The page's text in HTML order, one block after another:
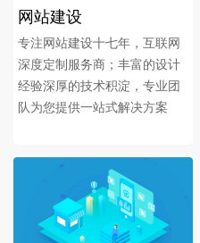
网站建设
专注网站建设十七年，互联网
深度定制服务商；丰富的设计
经验深厚的技术积淀，专业团
队为您提供一站式解决方案